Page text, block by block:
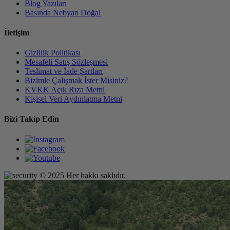
Blog Yazıları
Basında Nebyan Doğal
İletişim
Gizlilik Politikası
Mesafeli Satış Sözleşmesi
Teslimat ve İade Şartları
Bizimle Çalışmak İster Misiniz?
KVKK Açık Rıza Metni
Kişisel Veri Aydınlatma Metni
Bizi Takip Edin
© 2025 Her hakkı saklıdır.